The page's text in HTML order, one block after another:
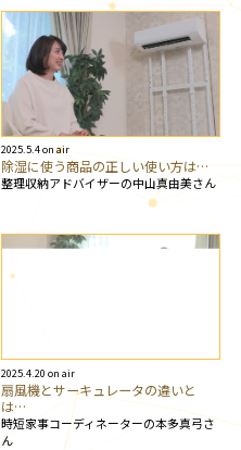
2025.5.4 on air
除湿に使う商品の正しい使い方は…
整理収納アドバイザーの中山真由美さん
2025.4.20 on air
扇風機とサーキュレータの違いと
は…
時短家事コーディネーターの本多真弓さ
ん